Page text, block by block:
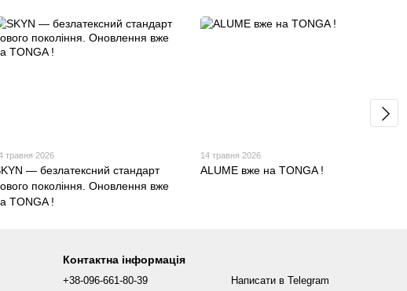
травня 2026
— безлатексний стандарт
покоління. Оновлення вже
TONGA !
14 травня 2026
ALUME вже на TONGA !
Контактна інформація
+38-096-661-80-39 Написати в Telegram